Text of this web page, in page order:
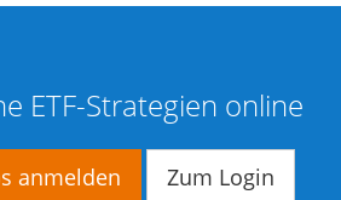
ETF-Strategien online
anmelden Zum Login